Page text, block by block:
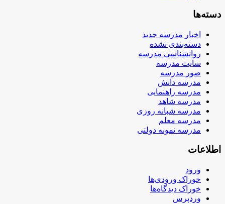
دسته‌ها
اخبار مدرسه جدید
دسته‌بندی نشده
روانشناسی مدرسه
سایت مدرسه
صور مدرسه
مدرسه دانش
مدرسه راهنمایی
مدرسه شاهد
مدرسه شبانه روزی
مدرسه معلم
مدرسه نمونه دولتی
اطلاعات
ورود
خوراک ورودی‌ها
خوراک دیدگاه‌ها
وردپرس